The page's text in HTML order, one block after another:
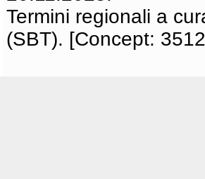
Termini regionali a
(SBT). [Concept: